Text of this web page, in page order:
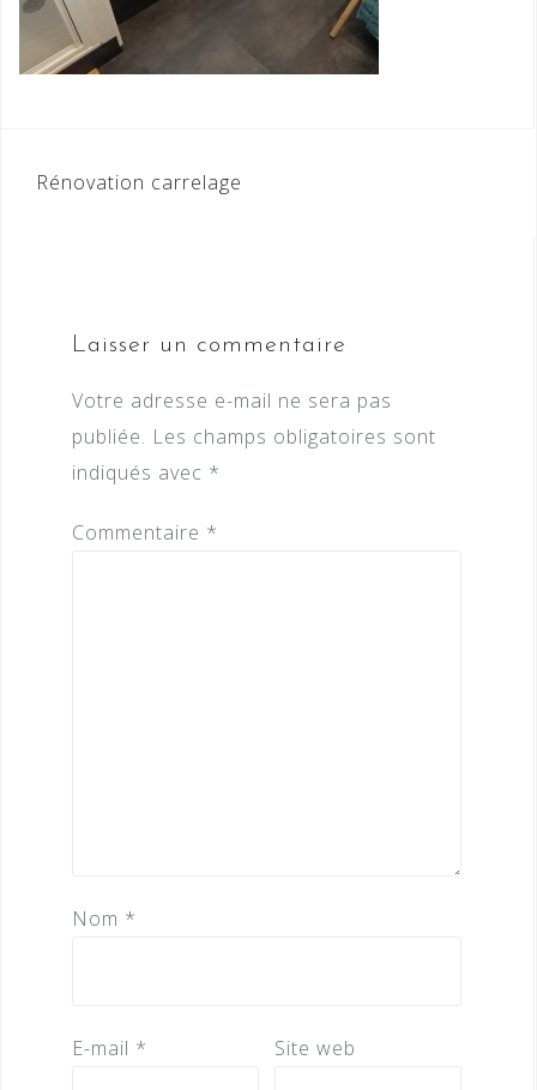
Navigation
Rénovation carrelage
Laisser un commentaire
Votre adresse e-mail ne sera pas
publiée. Les champs obligatoires sont
indiqués avec *
Commentaire *
Nom *
E-mail * Site web